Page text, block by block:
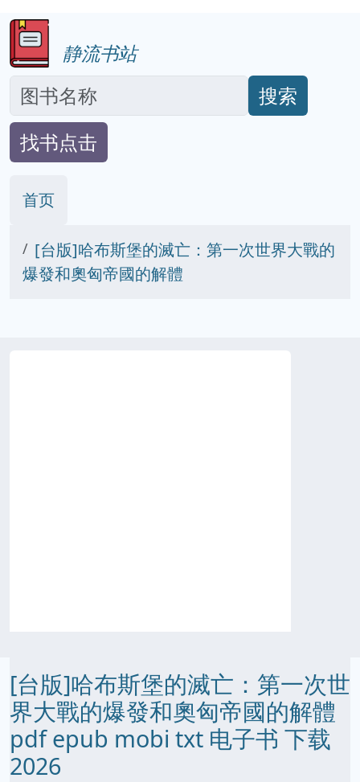
静流书站
搜索
找书点击
首页
[台版]哈布斯堡的滅亡：第一次世界大戰的
爆發和奧匈帝國的解體
[台版]哈布斯堡的滅亡：第一次世
界大戰的爆發和奧匈帝國的解體
pdf epub mobi txt 电子书 下载
2026